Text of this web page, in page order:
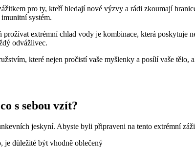
pro ty, kteří hledají nové výzvy a rádi zkoumají
systém.
extrémní chlad vody je kombinace, která
odvážlivec.
které nejen pročistí vaše myšlenky a posílí vaše tělo,
s sebou vzít?
jeskyní. Abyste byli připraveni na tento extrémní
je důležité být vhodně oblečený